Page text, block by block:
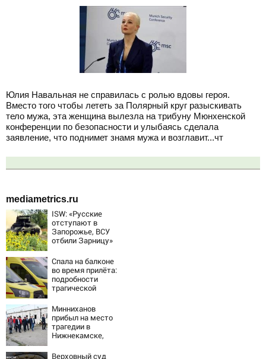
Юлия Навальная не справилась с ролью вдовы героя.
Вместо того чтобы лететь за Полярный круг разыскивать
тело мужа, эта женщина вылезла на трибуну Мюнхенской
конференции по безопасности и улыбаясь сделала
заявление, что поднимет знамя мужа и возглавит...чт
mediametrics.ru
ISW: «Русские
отступают в
Запорожье, ВСУ
отбили Зарницу»
Спала на балконе
во время прилёта:
подробности
трагической
в Нижнекамске
10/08/2026 –
Новости
Минниханов
прибыл на место
трагедии в
Нижнекамске,
атаковали хостел
Верховный суд